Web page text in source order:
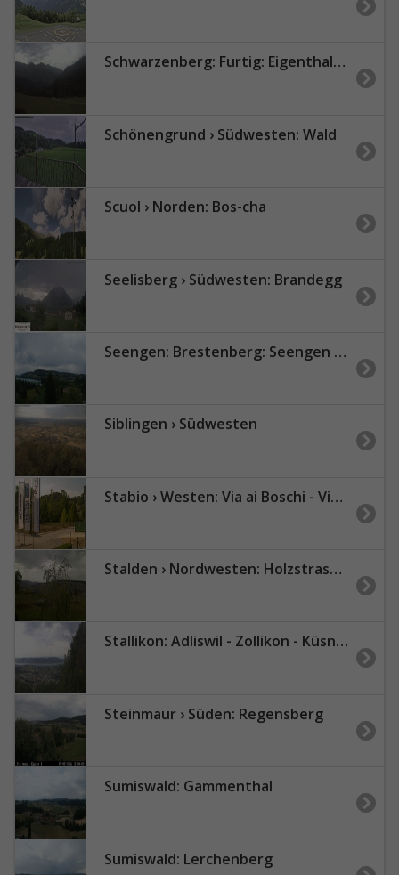
Schwarzenberg: Furtig: Eigenthal - Luzern, Schweiz
Schönengrund › Südwesten: Wald
Scuol › Norden: Bos-cha
Seelisberg › Südwesten: Brandegg
Seengen: Brestenberg: Seengen - BR Immobilien AG
Siblingen › Südwesten
Stabio › Westen: Via ai Boschi - Via Vite
Stalden › Nordwesten: Holzstrasse - Konolfingen
Stallikon: Adliswil - Zollikon - Küsnacht - Erlenbach - Zürich - Herrliberg - Horgen - Zürichsee
Steinmaur › Süden: Regensberg
Sumiswald: Gammenthal
Sumiswald: Lerchenberg